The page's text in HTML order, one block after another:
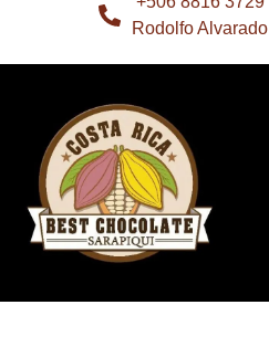
Rodolfo Alvarado